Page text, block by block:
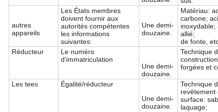
autres
appareils
Les États membres
doivent fournir aux
autorités compétentes
les informations
suivantes:
Une demi-
douzaine.
Matériau:
carbone;
inoxydable;
allié;
de fonte,
Réducteur
Le numéro
d'immatriculation
Une demi-
douzaine.
Technique
forgées et
Les tees
Égalité/réducteur
Une demi-
douzaine.
Technique
revêtement
surface:
laquage;